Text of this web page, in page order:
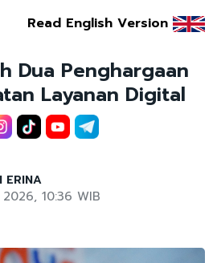
Read English Version
Dua Penghargaan
Layanan Digital
ERINA
10:36 WIB